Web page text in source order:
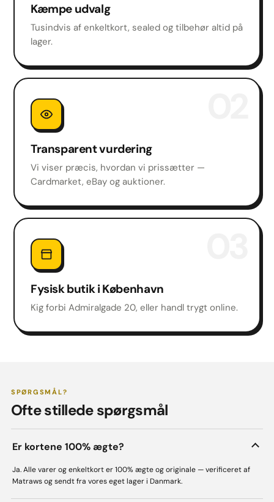
Kæmpe udvalg
Tusindvis af enkeltkort, sealed og tilbehør altid på
lager.
Transparent vurdering
Vi viser præcis, hvordan vi prissætter —
Cardmarket, eBay og auktioner.
Fysisk butik i København
Kig forbi Admiralgade 20, eller handl trygt online.
SPØRGSMÅL?
Ofte stillede spørgsmål
Er kortene 100% ægte?
Ja. Alle varer og enkeltkort er 100% ægte og originale — verificeret af
Matraws og sendt fra vores eget lager i Danmark.